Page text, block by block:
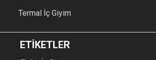
Termal İç Giyim
ETİKETLER